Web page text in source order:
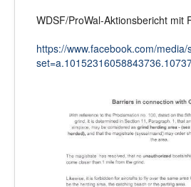
WDSF/ProWal-Aktionsbericht mit
https://www.facebook.com/media/